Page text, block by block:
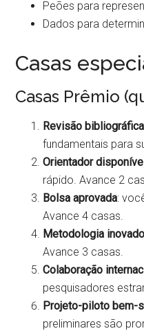
Peões para
Dados para
Casas
Casas Prêmio
Revisão
fundamentais para
Orientador
rápido. Avance 2
Bolsa aprovada:
Avance 4 casas.
Metodologia
Avance 3 casas.
Colaboração
pesquisadores
Projeto-piloto bem-
preliminares são